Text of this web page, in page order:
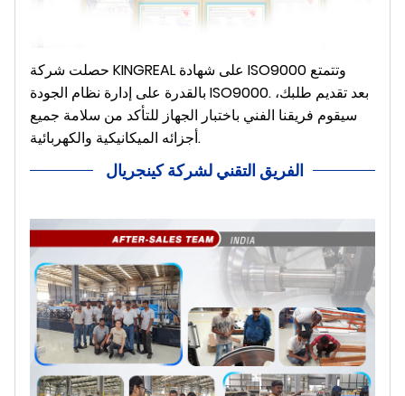
حصلت شركة KINGREAL على شهادة ISO9000 وتتمتع
بالقدرة على إدارة نظام الجودة ISO9000. بعد تقديم طلبك،
سيقوم فريقنا الفني باختبار الجهاز للتأكد من سلامة جميع
أجزائه الميكانيكية والكهربائية.
الفريق التقني لشركة كينجريال